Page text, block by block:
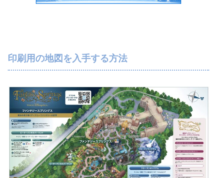
印刷用の地図を入手する方法